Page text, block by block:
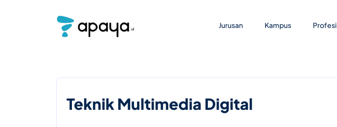
Jurusan Kampus Profesi
Teknik Multimedia Digital